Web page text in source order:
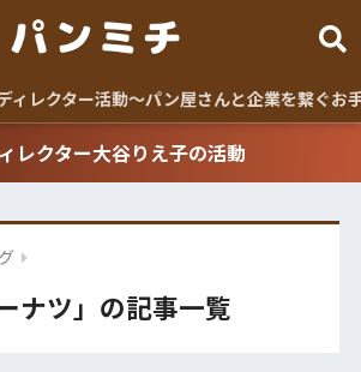
ィレクター活動〜パン屋さんと企業を繋ぐお
レクター大谷りえ子の活動
ナツ」の記事一覧